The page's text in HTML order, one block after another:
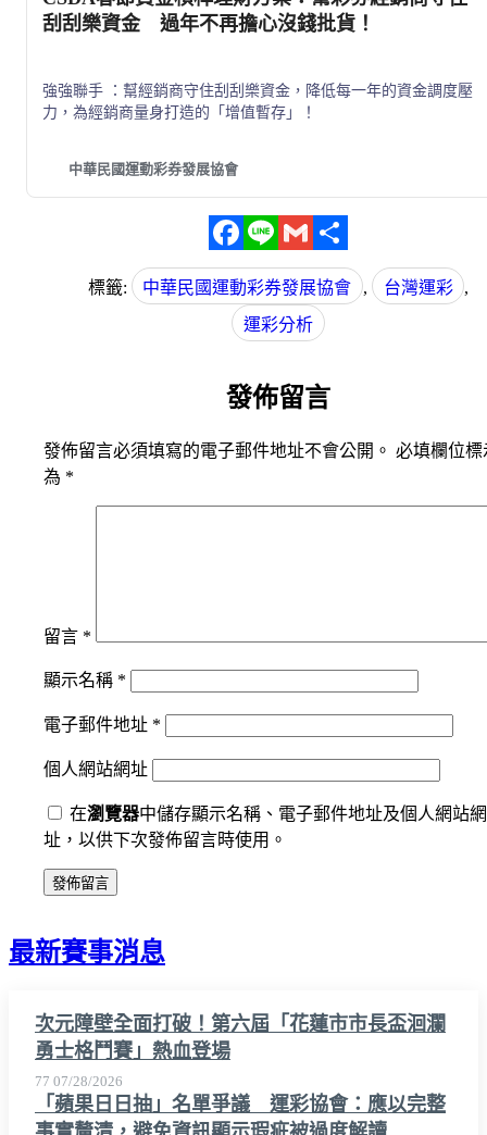
刮刮樂資金 過年不再擔心沒錢批貨！
強強聯手 ：幫經銷商守住刮刮樂資金，降低每一年的資金調度壓
力，為經銷商量身打造的「增值暫存」！
線的運動彩券與公益彩券經銷商而言，過年期間的備貨資金壓力
一直是每年最大的甜蜜負擔。許多經銷商反映，為了應付春節龐
大的買氣，必須準備大筆現金批貨，但年後大筆資金回流後，若
放在保險箱不僅沒利息，投入股市又怕波動套牢，資金去處成了
經營者的頭痛難題。
中華民國運動彩券發展協會
Facebook
LineGmail分
享
標籤: 中華民國運動彩券發展協會 , 台灣運彩
,
運彩分析
發佈留言
發佈留言必須填寫的電子郵件地址不會公開。 必填欄位標
為 *
留言 *
顯示名稱 *
電子郵件地址 *
個人網站網址
在瀏覽器中儲存顯示名稱、電子郵件地址及個人網站網
址，以供下次發佈留言時使用。
最新賽事消息
次元障壁全面打破！第六屆「花蓮市市長盃洄瀾
勇士格鬥賽」熱血登場
77 07/28/2026
「蘋果日日抽」名單爭議 運彩協會：應以完整